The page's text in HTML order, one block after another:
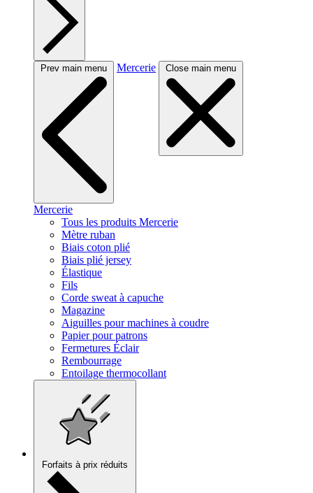
Prev main menu Mercerie Close main menu
Mercerie
Tous les produits Mercerie
Mètre ruban
Biais coton plié
Biais plié jersey
Élastique
Fils
Corde sweat à capuche
Magazine
Aiguilles pour machines à coudre
Papier pour patrons
Fermetures Éclair
Rembourrage
Entoilage thermocollant
Forfaits à prix réduits